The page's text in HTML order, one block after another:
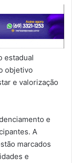
estadual
objetivo
e valorização
e
A
marcados
e